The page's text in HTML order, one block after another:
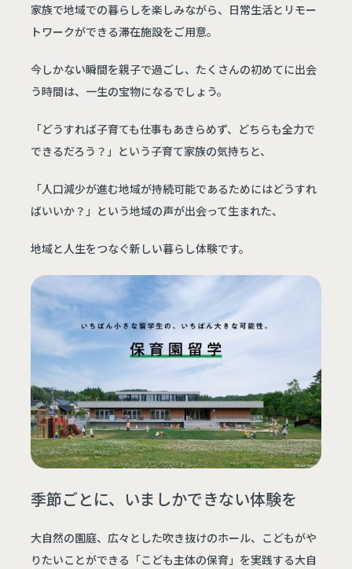
家族で地域での暮らしを楽しみながら、日常生活とリモー
トワークができる滞在施設をご用意。
今しかない瞬間を親子で過ごし、たくさんの初めてに出会
う時間は、一生の宝物になるでしょう。
「どうすれば子育ても仕事もあきらめず、どちらも全力で
できるだろう？」という子育て家族の気持ちと、
「人口減少が進む地域が持続可能であるためにはどうすれ
ばいいか？」という地域の声が出会って生まれた、
地域と人生をつなぐ新しい暮らし体験です。
季節ごとに、いましかできない体験を
大自然の園庭、広々とした吹き抜けのホール、こどもがや
りたいことができる「こども主体の保育」を実践する大自